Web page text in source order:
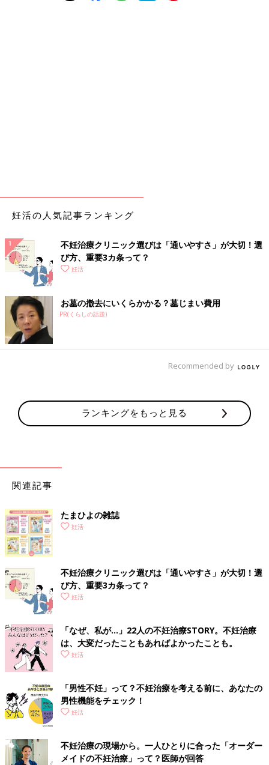
妊活の人気記事ランキング
不妊治療クリニック選びは「通いやすさ」が大切！選
び方、重要3カ条って？
妊活
お墓の撤去にいくらかかる？墓じまい費用
PR(くらしの話題)
Recommended by
ランキングをもっと見る
関連記事
たまひよの雑誌
妊活
不妊治療クリニック選びは「通いやすさ」が大切！選
び方、重要3カ条って？
妊活
「なぜ、私が…」22人の不妊治療STORY。不妊治療
は、大変だったこともあればよかったことも。
妊活
「男性不妊」って？不妊治療を考える前に、あなたの
男性機能をチェック！
妊活
不妊治療の現場から。一人ひとりに合った「オーダー
メイドの不妊治療」って？医師が回答